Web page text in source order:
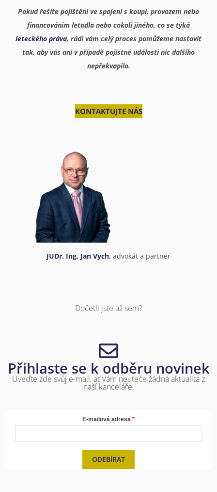
Pokud řešíte pojištění ve spojení s koupí, provozem nebo
financováním letadla nebo cokoli jiného, co se týká
leteckého práva, rádi vám celý proces pomůžeme nastavit
tak, aby vás ani v případě pojistné události nic dalšího
nepřekvapilo.
KONTAKTUJTE NÁS
JUDr. Ing. Jan Vych, advokát a partner
Dočetli jste až sem?
Přihlaste se k odběru novinek
Uveďte zde svůj e-mail, ať Vám neuteče žádná aktualita z
naší kanceláře.
E-mailová adresa
ODEBÍRAT